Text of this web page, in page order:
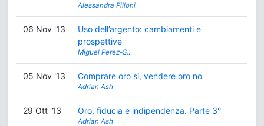
Alessandra Pilloni
06 Nov '13
Uso dell’argento: cambiamenti e
prospettive
Miguel Perez-S…
05 Nov '13 Comprare oro si, vendere oro no
Adrian Ash
29 Ott '13 Oro, fiducia e indipendenza. Parte 3°
Adrian Ash